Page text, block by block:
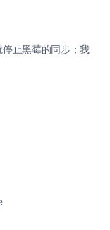
止黑莓的同步；我